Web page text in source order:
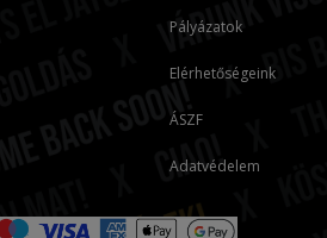
Pályázatok
Elérhetőségeink
ÁSZF
Adatvédelem